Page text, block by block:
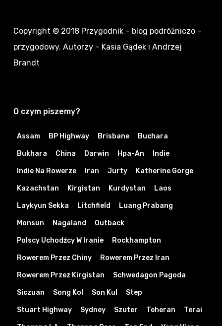
Copyright © 2018 Przygodnik – blog podróżniczo –
przygodowy. Autorzy – Kasia Gądek i Andrzej
Brandt
O czym piszemy?
Assam BP Highway Brisbane Buchara
Bukhara China Darwin Hpa-An Indie
Indie Na Rowerze Iran Jurty Katherine Gorge
Kazachstan Kirgistan Kurdystan Laos
Laykyun Sekka Litchfield Luang Prabang
Monsun Nagaland Outback
Polscy Uchodźcy W Iranie Rockhampton
Rowerem Przez Chiny Rowerem Przez Iran
Rowerem Przez Kirgistan Schwedagon Pagoda
Siczuan Song Kol Son Kul Step
Stuart Highway Sydney Szuter Teheran Terai